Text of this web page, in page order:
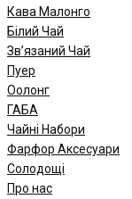
Кава Малонго
Білий Чай
Зв’язаний Чай
Пуер
Oолонг
ГАБА
Чайні Набори
Фарфор Аксесуари
Солодощі
Про нас